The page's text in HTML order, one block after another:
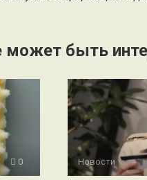
быть
0 Новости